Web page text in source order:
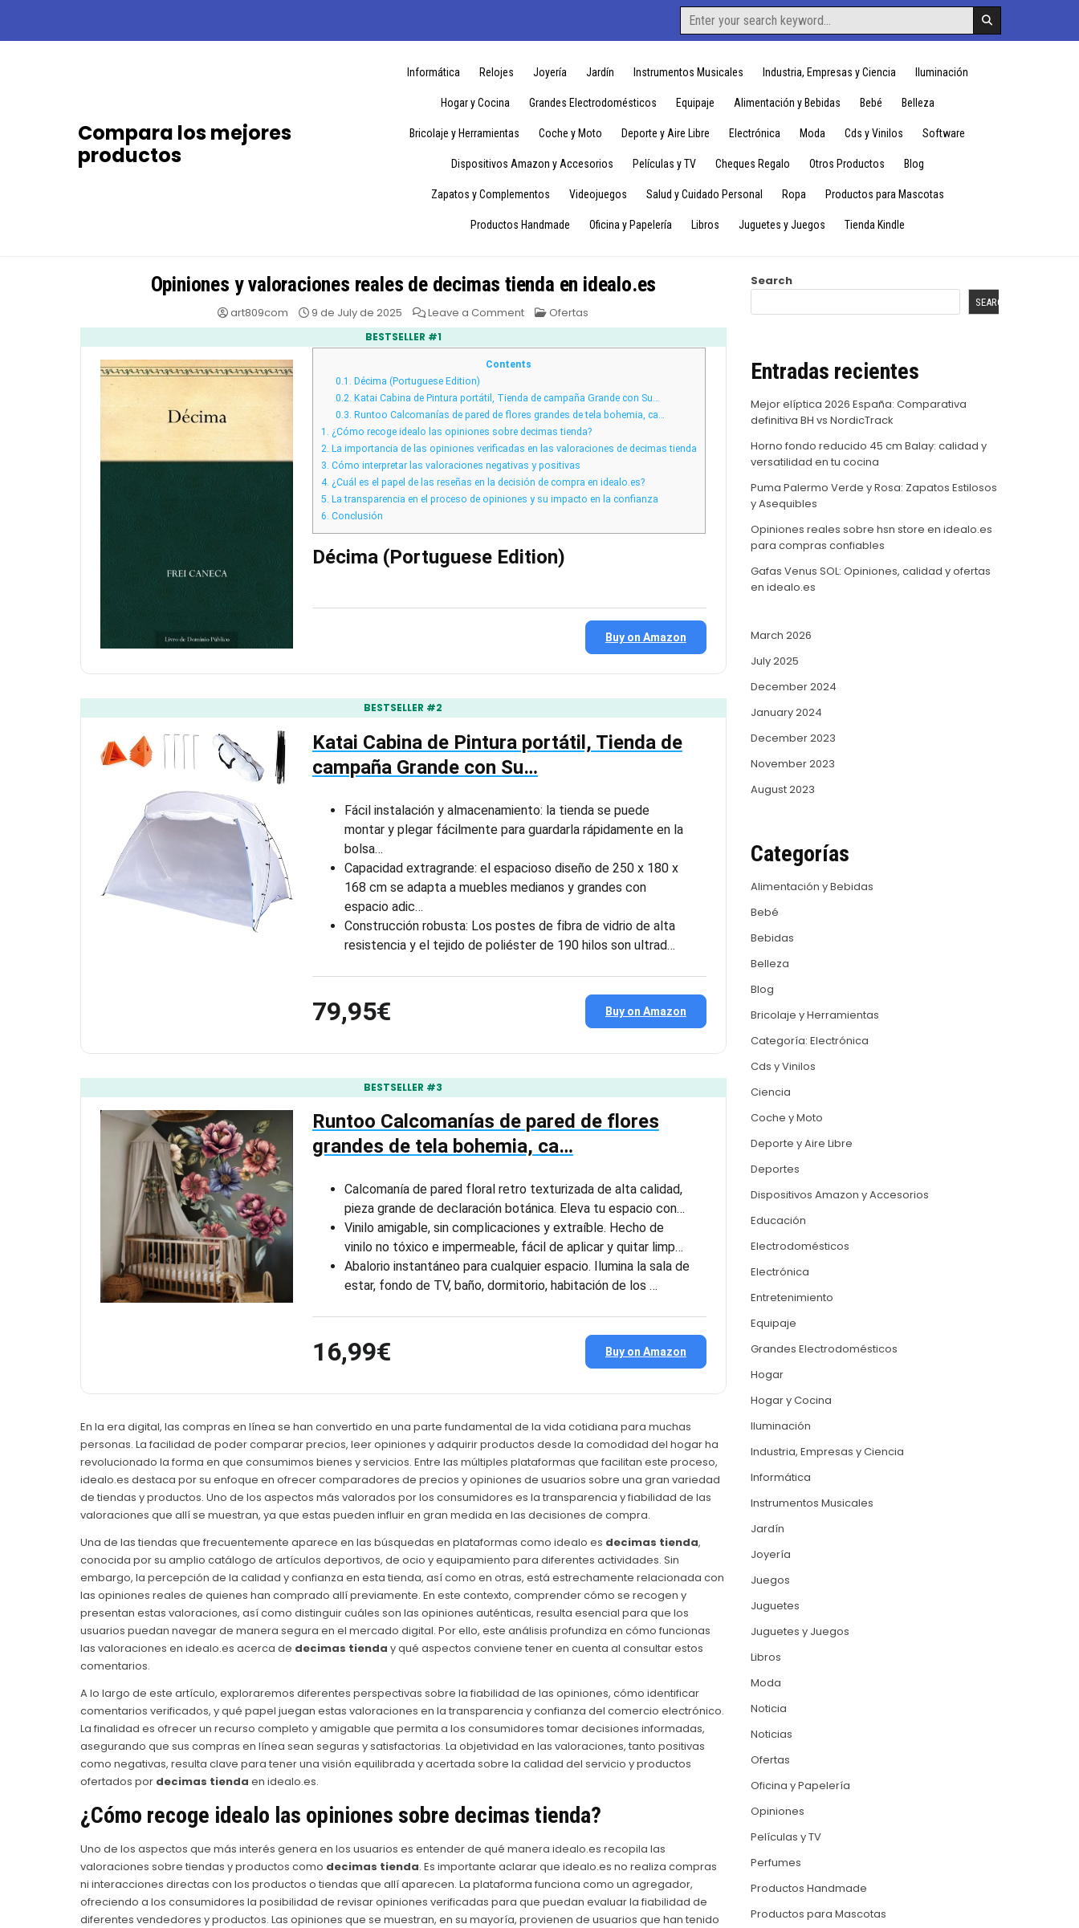
content
Search
for:
Compara los mejores
productos
Informática Relojes Joyería Jardín Instrumentos Musicales Industria, Empresas y Ciencia Iluminación
Hogar y Cocina Grandes Electrodomésticos Equipaje Alimentación y Bebidas Bebé Belleza
Bricolaje y Herramientas Coche y Moto Deporte y Aire Libre Electrónica Moda Cds y Vinilos Software
Dispositivos Amazon y Accesorios Películas y TV Cheques Regalo Otros Productos Blog
Zapatos y Complementos Videojuegos Salud y Cuidado Personal Ropa Productos para Mascotas
Productos Handmade Oficina y Papelería Libros Juguetes y Juegos Tienda Kindle
Opiniones y valoraciones reales de decimas tienda en idealo.es
art809com 9 de July de 2025 Leave a Commenton
Opiniones
y
valoraciones
reales
de
en
idealo.es
Posted
Ofertas
BESTSELLER #1
Contents
0.1. Décima (Portuguese Edition)
0.2. Katai Cabina de Pintura portátil, Tienda de campaña Grande con Su…
0.3. Runtoo Calcomanías de pared de flores grandes de tela bohemia, ca…
1. ¿Cómo recoge idealo las opiniones sobre decimas tienda?
2. La importancia de las opiniones verificadas en las valoraciones de decimas tienda
3. Cómo interpretar las valoraciones negativas y positivas
4. ¿Cuál es el papel de las reseñas en la decisión de compra en idealo.es?
5. La transparencia en el proceso de opiniones y su impacto en la confianza
6. Conclusión
Décima (Portuguese Edition)
Buy on Amazon
BESTSELLER #2
Katai Cabina de Pintura portátil, Tienda de
campaña Grande con Su…
Fácil instalación y almacenamiento: la tienda se puede
montar y plegar fácilmente para guardarla rápidamente en la
bolsa…
Capacidad extragrande: el espacioso diseño de 250 x 180 x
168 cm se adapta a muebles medianos y grandes con
espacio adic…
Construcción robusta: Los postes de fibra de vidrio de alta
resistencia y el tejido de poliéster de 190 hilos son ultrad…
79,95€ Buy on Amazon
BESTSELLER #3
Runtoo Calcomanías de pared de flores
grandes de tela bohemia, ca…
Calcomanía de pared floral retro texturizada de alta calidad,
pieza grande de declaración botánica. Eleva tu espacio con…
Vinilo amigable, sin complicaciones y extraíble. Hecho de
vinilo no tóxico e impermeable, fácil de aplicar y quitar limp…
Abalorio instantáneo para cualquier espacio. Ilumina la sala de
estar, fondo de TV, baño, dormitorio, habitación de los …
16,99€ Buy on Amazon
En la era digital, las compras en línea se han convertido en una parte fundamental de la vida cotidiana para muchas
personas. La facilidad de poder comparar precios, leer opiniones y adquirir productos desde la comodidad del hogar ha
revolucionado la forma en que consumimos bienes y servicios. Entre las múltiples plataformas que facilitan este proceso,
idealo.es destaca por su enfoque en ofrecer comparadores de precios y opiniones de usuarios sobre una gran variedad
de tiendas y productos. Uno de los aspectos más valorados por los consumidores es la transparencia y fiabilidad de las
valoraciones que allí se muestran, ya que estas pueden influir en gran medida en las decisiones de compra.
Una de las tiendas que frecuentemente aparece en las búsquedas en plataformas como idealo es decimas tienda,
conocida por su amplio catálogo de artículos deportivos, de ocio y equipamiento para diferentes actividades. Sin
embargo, la percepción de la calidad y confianza en esta tienda, así como en otras, está estrechamente relacionada con
las opiniones reales de quienes han comprado allí previamente. En este contexto, comprender cómo se recogen y
presentan estas valoraciones, así como distinguir cuáles son las opiniones auténticas, resulta esencial para que los
usuarios puedan navegar de manera segura en el mercado digital. Por ello, este análisis profundiza en cómo funcionas
las valoraciones en idealo.es acerca de decimas tienda y qué aspectos conviene tener en cuenta al consultar estos
comentarios.
A lo largo de este artículo, exploraremos diferentes perspectivas sobre la fiabilidad de las opiniones, cómo identificar
comentarios verificados, y qué papel juegan estas valoraciones en la transparencia y confianza del comercio electrónico.
La finalidad es ofrecer un recurso completo y amigable que permita a los consumidores tomar decisiones informadas,
asegurando que sus compras en línea sean seguras y satisfactorias. La objetividad en las valoraciones, tanto positivas
como negativas, resulta clave para tener una visión equilibrada y acertada sobre la calidad del servicio y productos
ofertados por decimas tienda en idealo.es.
¿Cómo recoge idealo las opiniones sobre decimas tienda?
Uno de los aspectos que más interés genera en los usuarios es entender de qué manera idealo.es recopila las
valoraciones sobre tiendas y productos como decimas tienda. Es importante aclarar que idealo.es no realiza compras
ni interacciones directas con los productos o tiendas que allí aparecen. La plataforma funciona como un agregador,
ofreciendo a los consumidores la posibilidad de revisar opiniones verificadas para que puedan evaluar la fiabilidad de
diferentes vendedores y productos. Las opiniones que se muestran, en su mayoría, provienen de usuarios que han tenido
Search
SEARCH
Entradas recientes
Mejor elíptica 2026 España: Comparativa
definitiva BH vs NordicTrack
Horno fondo reducido 45 cm Balay: calidad y
versatilidad en tu cocina
Puma Palermo Verde y Rosa: Zapatos Estilosos
y Asequibles
Opiniones reales sobre hsn store en idealo.es
para compras confiables
Gafas Venus SOL: Opiniones, calidad y ofertas
en idealo.es
March 2026
July 2025
December 2024
January 2024
December 2023
November 2023
August 2023
Categorías
Alimentación y Bebidas
Bebé
Bebidas
Belleza
Blog
Bricolaje y Herramientas
Categoría: Electrónica
Cds y Vinilos
Ciencia
Coche y Moto
Deporte y Aire Libre
Deportes
Dispositivos Amazon y Accesorios
Educación
Electrodomésticos
Electrónica
Entretenimiento
Equipaje
Grandes Electrodomésticos
Hogar
Hogar y Cocina
Iluminación
Industria, Empresas y Ciencia
Informática
Instrumentos Musicales
Jardín
Joyería
Juegos
Juguetes
Juguetes y Juegos
Libros
Moda
Noticia
Noticias
Ofertas
Oficina y Papelería
Opiniones
Películas y TV
Perfumes
Productos Handmade
Productos para Mascotas